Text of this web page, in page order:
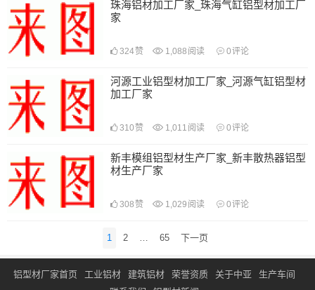
珠海铝材加工厂家_珠海气缸铝型材加工厂
家
324赞 1,088 阅读 0评论
河源工业铝型材加工厂家_河源气缸铝型材
加工厂家
310 赞 1,011 阅读 0评论
新丰模组铝型材生产厂家_新丰散热器铝型
材生产厂家
308 赞 1,029 阅读 0评论
1 2 … 65 下一页
铝型材厂家首页 工业铝材 建筑铝材 荣誉资质 关于中亚
生产车间